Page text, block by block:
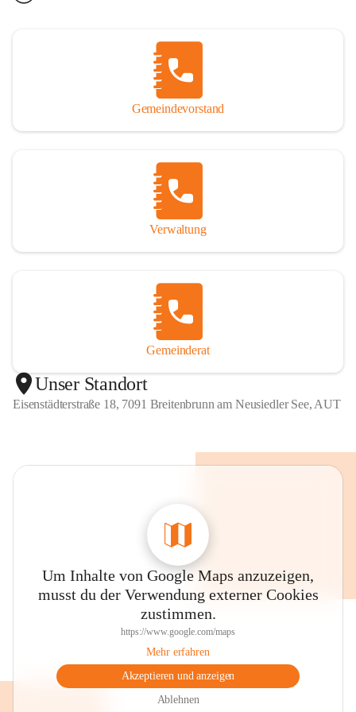
Gemeindevorstand
Verwaltung
Gemeinderat
Unser Standort
Eisenstädterstraße 18, 7091 Breitenbrunn am Neusiedler See, AUT
Um Inhalte von Google Maps anzuzeigen,
musst du der Verwendung externer Cookies
zustimmen.
https://www.google.com/maps
Mehr erfahren
Akzeptieren und anzeigen
Ablehnen